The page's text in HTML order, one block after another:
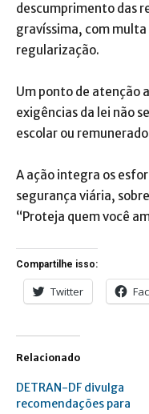
descumprimento das
gravíssima, com
regularização.
Um ponto de atenção
exigências da lei não
escolar ou
A ação integra os
segurança viária,
“Proteja quem você
Compartilhe isso:
Twitter
Relacionado
DETRAN-DF divulga
recomendações para